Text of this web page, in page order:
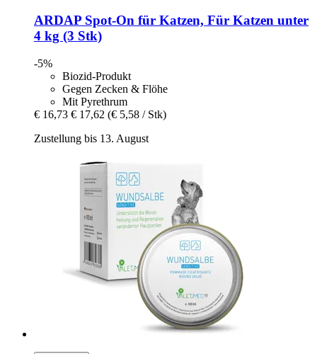
ARDAP Spot-​On für Katzen, Für Katzen unter
4 kg (3 Stk)
-5%
Biozid-Produkt
Gegen Zecken & Flöhe
Mit Pyrethrum
€ 16,73 € 17,62 (€ 5,58 / Stk)
Zustellung bis 13. August